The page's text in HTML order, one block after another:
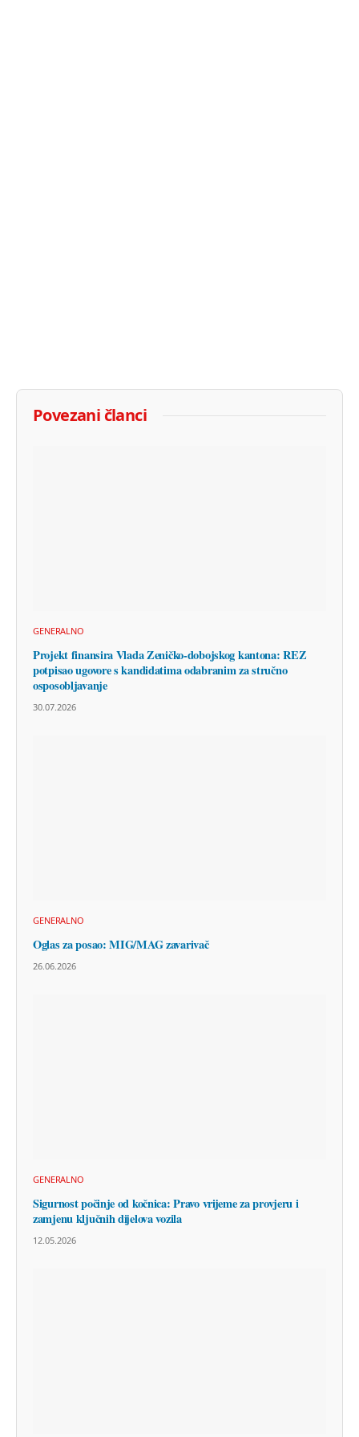
Povezani članci
GENERALNO
Projekt finansira Vlada Zeničko-dobojskog kantona: REZ
potpisao ugovore s kandidatima odabranim za stručno
osposobljavanje
30.07.2026
GENERALNO
Oglas za posao: MIG/MAG zavarivač
26.06.2026
GENERALNO
Sigurnost počinje od kočnica: Pravo vrijeme za provjeru i
zamjenu ključnih dijelova vozila
12.05.2026